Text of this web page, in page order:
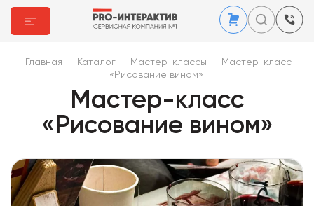
Главная - Каталог - Мастер-классы -
Мастер-класс
«Рисование вином»
Мастер-класс
«Рисование вином»